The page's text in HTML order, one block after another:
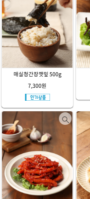
매실청간장깻잎 500g
7,300원